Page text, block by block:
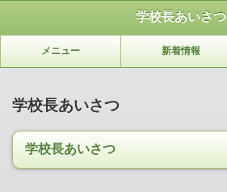
学校長あいさつ
メニュー 新着情報
学校長あいさつ
学校長あいさつ